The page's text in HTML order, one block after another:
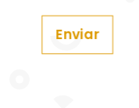
Enviar